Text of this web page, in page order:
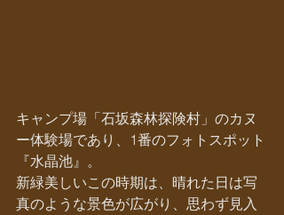
キャンプ場「石坂森林探険村」のカヌ
ー体験場であり、1番のフォトスポット
『水晶池』。
新緑美しいこの時期は、晴れた日は写
真のような景色が広がり、思わず見入